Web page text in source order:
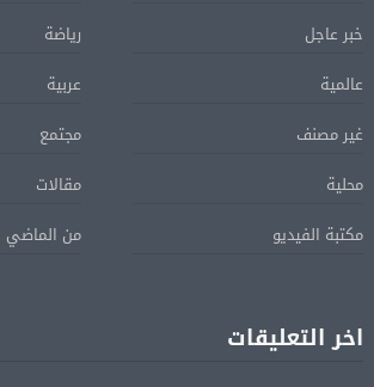
خبر عاجل
رياضة
عالمية
عربية
غير مصنف
مجتمع
محلية
مقالات
مكتبة الفيديو
من الماضي
اخر التعليقات